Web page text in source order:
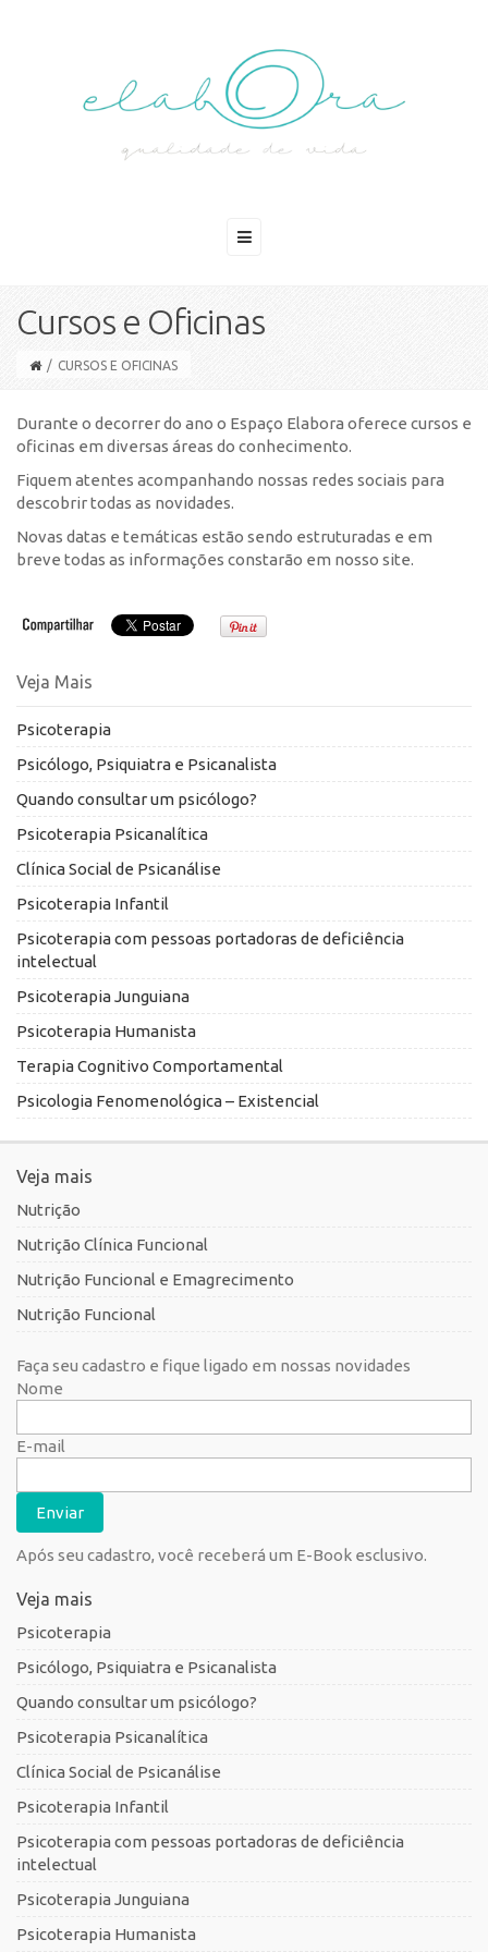
Cursos e Oficinas
/ CURSOS E OFICINAS
Durante o decorrer do ano o Espaço Elabora oferece cursos e
oficinas em diversas áreas do conhecimento.
Fiquem atentes acompanhando nossas redes sociais para
descobrir todas as novidades.
Novas datas e temáticas estão sendo estruturadas e em
breve todas as informações constarão em nosso site.
Veja Mais
Psicoterapia
Psicólogo, Psiquiatra e Psicanalista
Quando consultar um psicólogo?
Psicoterapia Psicanalítica
Clínica Social de Psicanálise
Psicoterapia Infantil
Psicoterapia com pessoas portadoras de deficiência
intelectual
Psicoterapia Junguiana
Psicoterapia Humanista
Terapia Cognitivo Comportamental
Psicologia Fenomenológica – Existencial
Veja mais
Nutrição
Nutrição Clínica Funcional
Nutrição Funcional e Emagrecimento
Nutrição Funcional
Faça seu cadastro e fique ligado em nossas novidades
Nome
E-mail
Após seu cadastro, você receberá um E-Book esclusivo.
Veja mais
Psicoterapia
Psicólogo, Psiquiatra e Psicanalista
Quando consultar um psicólogo?
Psicoterapia Psicanalítica
Clínica Social de Psicanálise
Psicoterapia Infantil
Psicoterapia com pessoas portadoras de deficiência
intelectual
Psicoterapia Junguiana
Psicoterapia Humanista